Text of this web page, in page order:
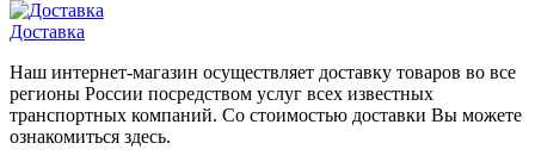
Доставка
Наш интернет-магазин осуществляет доставку товаров во все
регионы России посредством услуг всех известных
транспортных компаний. Со стоимостью доставки Вы можете
ознакомиться здесь.